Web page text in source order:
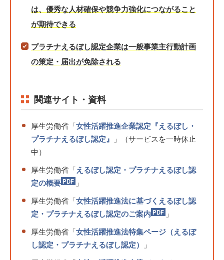
は、優秀な人材確保や競争力強化につながること
が期待できる
プラチナえるぼし認定企業は一般事業主行動計画
の策定・届出が免除される
関連サイト・資料
厚生労働省「女性活躍推進企業認定『えるぼし・
プラチナえるぼし認定』
」（サービスを一時休止
中）
厚生労働省「えるぼし認定・プラチナえるぼし認
定の概要
」
厚生労働省「女性活躍推進法に基づくえるぼし認
定・プラチナえるぼし認定のご案内
」
厚生労働省「女性活躍推進法特集ページ（えるぼ
し認定・プラチナえるぼし認定）
」